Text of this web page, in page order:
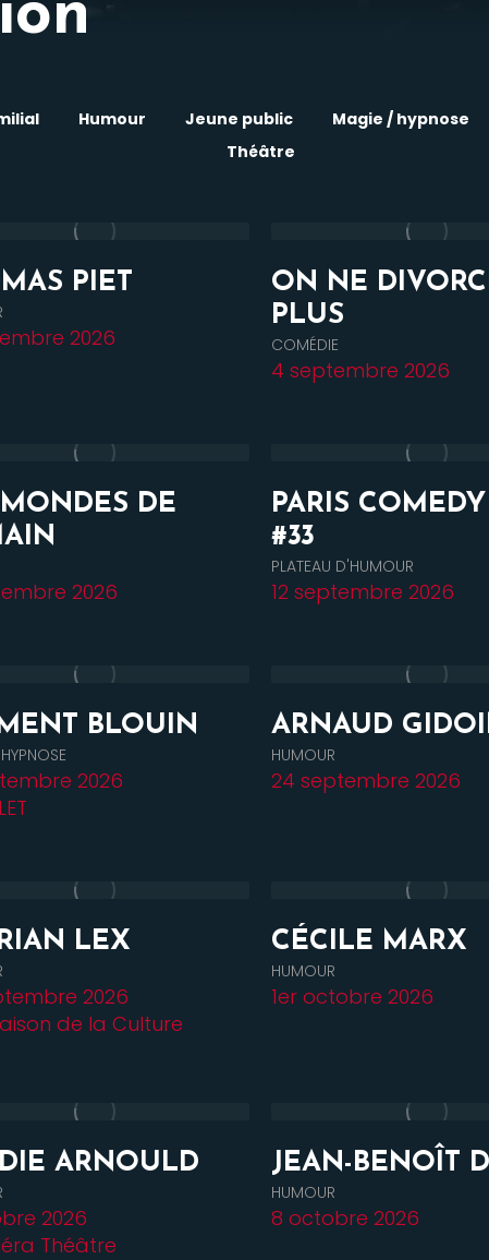
Humour Jeune public Magie / hypnose
Théâtre
PIET
2026
ON NE
PLUS
COMÉDIE
4 septembre 2026
DE
2026
PARIS
#33
PLATEAU D'HUMOUR
12 septembre 2026
BLOUIN
2026
ARNAUD
HUMOUR
24 septembre 2026
LEX
2026
de la Culture
CÉCILE MARX
HUMOUR
1er octobre 2026
ARNOULD
2026
Théâtre
JEAN-BENOÎT
HUMOUR
8 octobre 2026